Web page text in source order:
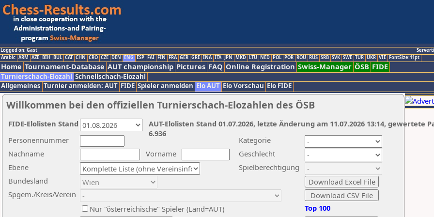
Logged on: Gast
Arabic ARM AZE BIH BUL CAT CHN CRO CZE DEN ENG ESP FAI FIN FRA GER GRE INA ITA JPN MKD LTU NED POL POR ROU RUS SRB SVK SWE TUR UKR VIE FontSize:11pt
Home Tournament-Database AUT championship Pictures FAQ Online Registration Swiss-Manager ÖSB FIDE
Turnierschach-Elozahl Schnellschach-Elozahl
Allgemeines Turnier anmelden: AUT FIDE Spieler anmelden Elo AUT Elo Vorschau Elo FIDE
Willkommen bei den offiziellen Turnierschach-Elozahlen des ÖSB
Nachname
Vorname
Ebene
Kategorie
Personennummer
Bundesland
Spgem./Kreis/Verein
Geschlecht
Nur "österreichische" Spieler (Land=AUT)
Spielberechtigung
Top 100
AUT-Elolisten Stand 01.07.2026, letzte Änderung am 11.07.2026 13:14, gewertete
6.936
FIDE-Elolisten Stand